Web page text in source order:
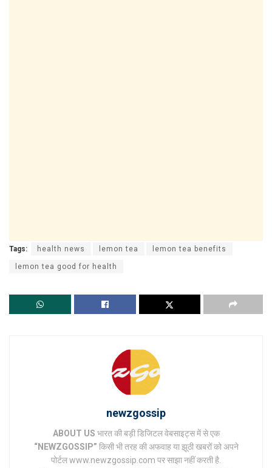
Tags: health news lemon tea lemon tea benefits
lemon tea good for health
newzgossip
ABOUT US भारत की बड़ी डिजिटल वेबसाइट्स में से एक
“NEWZGOSSIP” किसी भी तरह की अफवाह या झूठी खबरों को अपने
पोर्टल www.newzgossip.com पर साझा नहीं करती है.